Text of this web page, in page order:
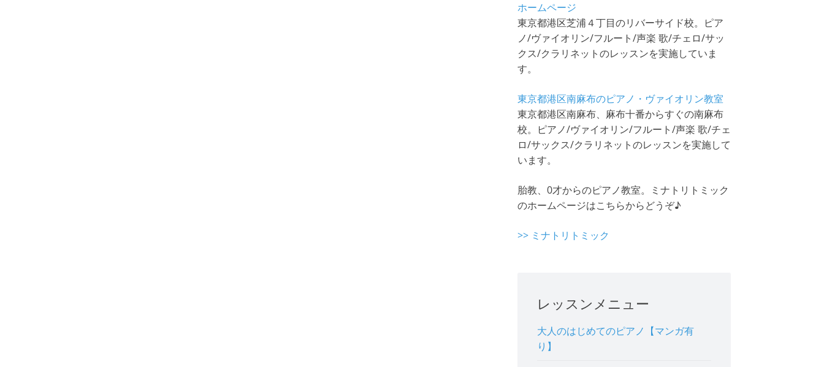
ホームページ
東京都港区芝浦４丁目のリバーサイド校。ピア
ノ/ヴァイオリン/フルート/声楽 歌/チェロ/サッ
クス/クラリネットのレッスンを実施していま
す。
東京都港区南麻布のピアノ・ヴァイオリン教室
東京都港区南麻布、麻布十番からすぐの南麻布
校。ピアノ/ヴァイオリン/フルート/声楽 歌/チェ
ロ/サックス/クラリネットのレッスンを実施して
います。
胎教、0才からのピアノ教室。ミナトリトミック
のホームページはこちらからどうぞ♪
>> ミナトリトミック
レッスンメニュー
大人のはじめてのピアノ【マンガ有
り】